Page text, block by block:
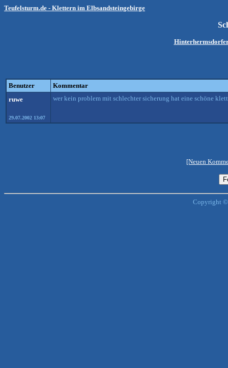
Teufelsturm.de - Klettern im Elbsandsteingebirge
Benutzer
Kommentar
ruwe
29.07.2002 13:07
wer kein problem mit schlechter sicherung hat eine schöne
[Neuen
Copyright ©